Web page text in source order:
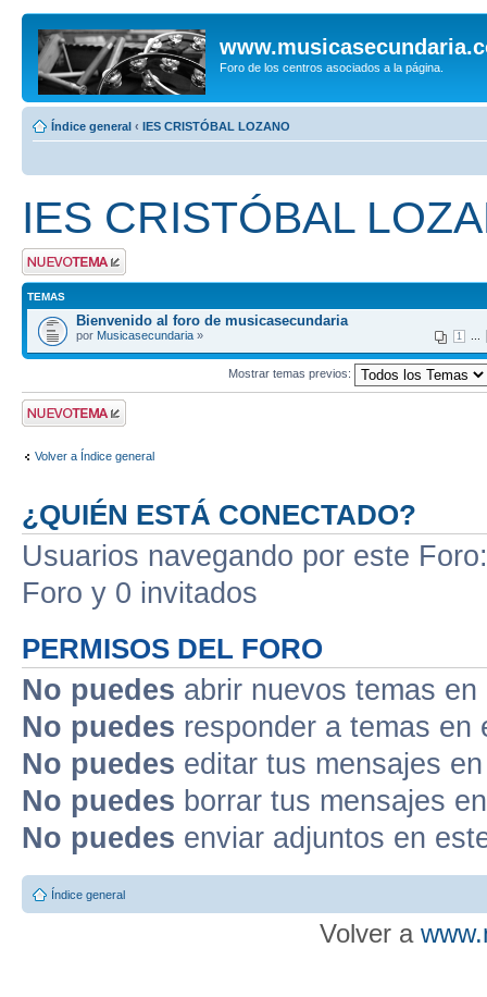
Foro de los centros asociados a la página.
Índice general ‹ IES CRISTÓBAL LOZANO
IES CRISTÓBAL
Publicar un nuevo
tema
TEMAS
Bienvenido al foro de musicasecundaria
1
por Musicasecundaria »
Mostrar temas previos:
Publicar un nuevo
tema
Volver a Índice general
¿QUIÉN ESTÁ CONECTADO?
Usuarios navegando por este
Foro y 0 invitados
PERMISOS DEL FORO
No puedes abrir nuevos temas
No puedes responder a temas en
No puedes editar tus mensajes
No puedes borrar tus mensajes
No puedes enviar adjuntos en
Índice general
Volver a